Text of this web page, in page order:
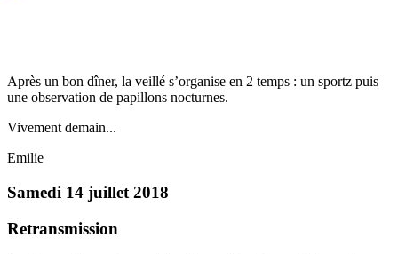
Après un bon dîner, la veillé s’organise en 2 temps : un sportz puis
une observation de papillons nocturnes.
Vivement demain...
Emilie
Samedi 14 juillet 2018
Retransmission